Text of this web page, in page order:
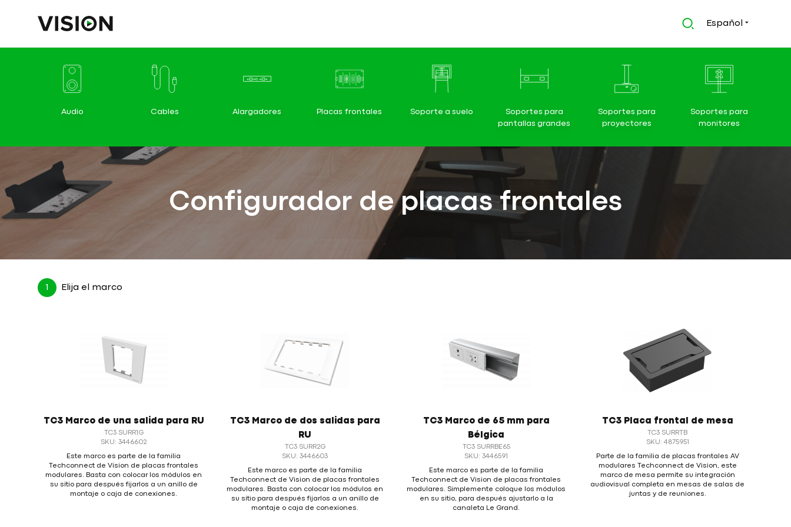
Español
Audio Cables Alargadores Placas frontales Soporte a suelo
Soportes para
pantallas grandes
Soportes para
proyectores
Soportes para
monitores
Configurador de placas frontales
1 Elija el marco
TC3 Marco de una salida para RU
TC3 SURR1G
SKU: 3446602
Este marco es parte de la familia
Techconnect de Vision de placas frontales
modulares. Basta con colocar los módulos en
su sitio para después fijarlos a un anillo de
montaje o caja de conexiones.
TC3 Marco de dos salidas para
RU
TC3 SURR2G
SKU: 3446603
Este marco es parte de la familia
Techconnect de Vision de placas frontales
modulares. Basta con colocar los módulos en
su sitio para después fijarlos a un anillo de
montaje o caja de conexiones.
TC3 Marco de 65 mm para
Bélgica
TC3 SURRBE65
SKU: 3446591
Este marco es parte de la familia
Techconnect de Vision de placas frontales
modulares. Simplemente coloque los módulos
en su sitio, para después ajustarlo a la
canaleta Le Grand.
TC3 Placa frontal de mesa
TC3 SURRTB
SKU: 4875951
Parte de la familia de placas frontales AV
modulares Techconnect de Vision, este
marco de mesa permite su integración
audiovisual completa en mesas de salas de
juntas y de reuniones.